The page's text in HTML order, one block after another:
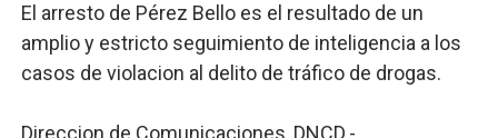
El arresto de Pérez Bello es el resultado de un
amplio y estricto seguimiento de inteligencia a los
casos de violacion al delito de tráfico de drogas.
Direccion de Comunicaciones, DNCD.-